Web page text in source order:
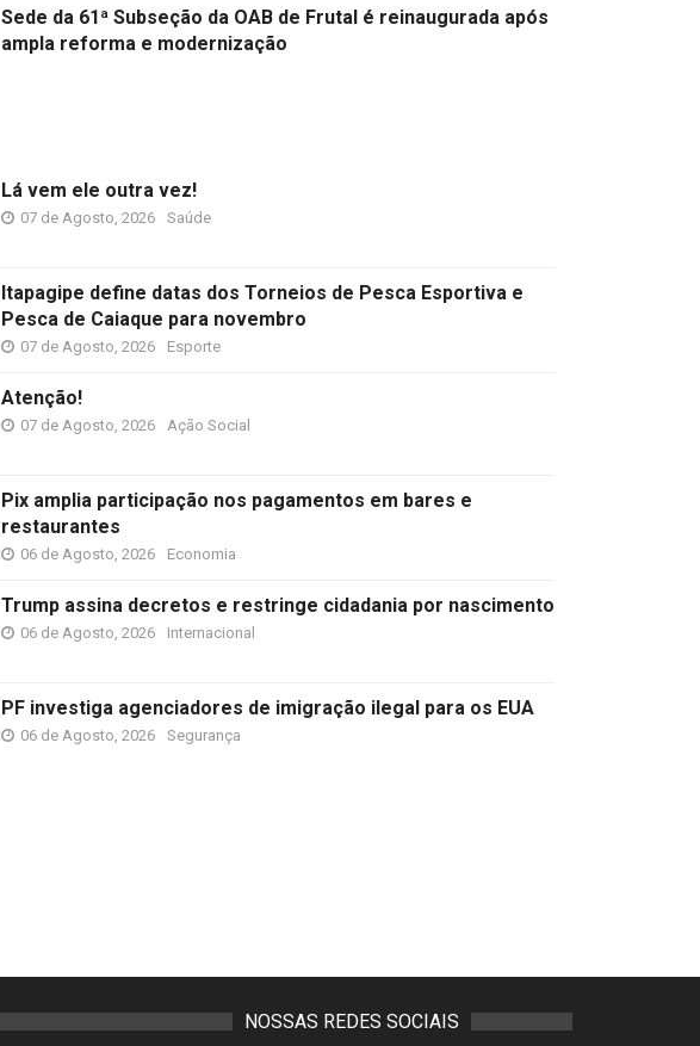
Sede da 61ª Subseção da OAB de Frutal é reinaugurada após
ampla reforma e modernização
Lá vem ele outra vez!
07 de Agosto, 2026 Saúde
Itapagipe define datas dos Torneios de Pesca Esportiva e
Pesca de Caiaque para novembro
07 de Agosto, 2026 Esporte
Atenção!
07 de Agosto, 2026 Ação Social
Pix amplia participação nos pagamentos em bares e
restaurantes
06 de Agosto, 2026 Economia
Trump assina decretos e restringe cidadania por nascimento
06 de Agosto, 2026 Internacional
PF investiga agenciadores de imigração ilegal para os EUA
06 de Agosto, 2026 Segurança
NOSSAS REDES SOCIAIS